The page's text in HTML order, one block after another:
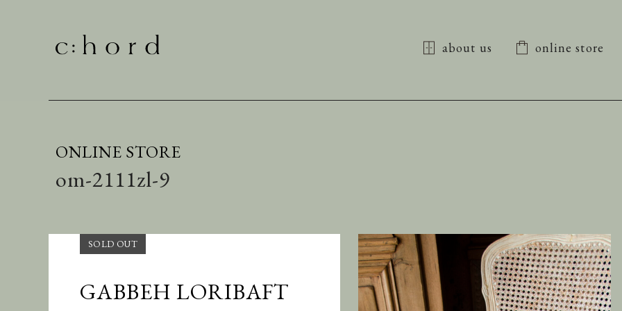
about us online store
ONLINE STORE
om-2111zl-9
GABBEH LORIBAFT